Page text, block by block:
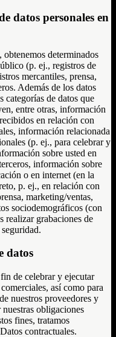
datos personales en
determinados
(p. ej., registros de
mercantiles, prensa,
Además de los datos
categorías de datos que
entre otras, información
en relación con
información relacionada
(p. ej., para celebrar y
sobre usted en
información sobre
o en internet (en la
p. ej., en relación con
marketing/ventas,
sociodemográficos (con
realizar grabaciones de
datos
de celebrar y ejecutar
así como para
nuestros proveedores y
obligaciones
fines, tratamos
contractuales.